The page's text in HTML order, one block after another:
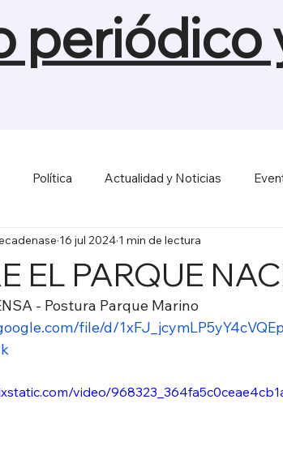
periódico
Política Actualidad y Noticias
Empresas y Economía Salud y Bienestar
EL PARQUE
16 jul 2024 1 min de lectura
- Postura Parque Marino
file/d/
video/